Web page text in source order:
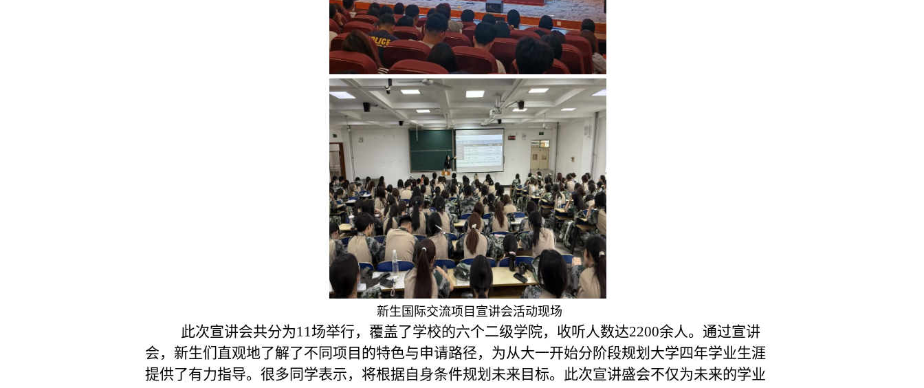
新生国际交流项目宣讲会活动现场
此次宣讲会共分为11场举行，覆盖了学校的六个二级学院，收听人数达2200余人。通过宣讲
会，新生们直观地了解了不同项目的特色与申请路径，为从大一开始分阶段规划大学四年学业生涯
提供了有力指导。很多同学表示，将根据自身条件规划未来目标。此次宣讲盛会不仅为未来的学业